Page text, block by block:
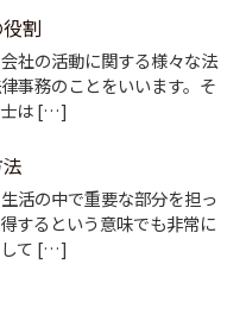
割
会社の活動に関する様々な法
事務のことをいいます。そ
士は […]
活の中で重要な部分を担っ
するという意味でも非常に
して […]